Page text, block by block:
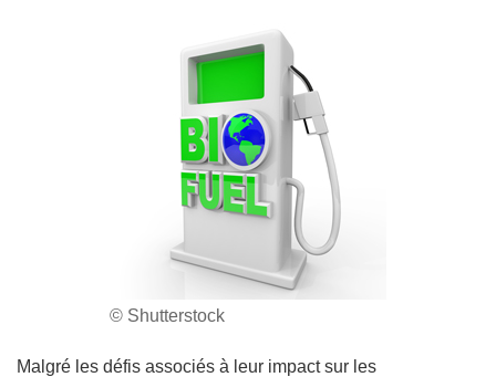
© Shutterstock
Malgré les défis associés à leur impact sur les